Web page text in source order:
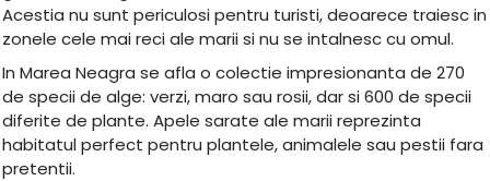
Acestia nu sunt periculosi pentru turisti, deoarece traiesc in
zonele cele mai reci ale marii si nu se intalnesc cu omul.
In Marea Neagra se afla o colectie impresionanta de 270
de specii de alge: verzi, maro sau rosii, dar si 600 de specii
diferite de plante. Apele sarate ale marii reprezinta
habitatul perfect pentru plantele, animalele sau pestii fara
pretentii.